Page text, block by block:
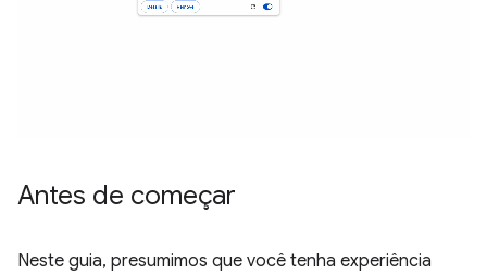
Antes de começar
Neste guia, presumimos que você tenha experiência